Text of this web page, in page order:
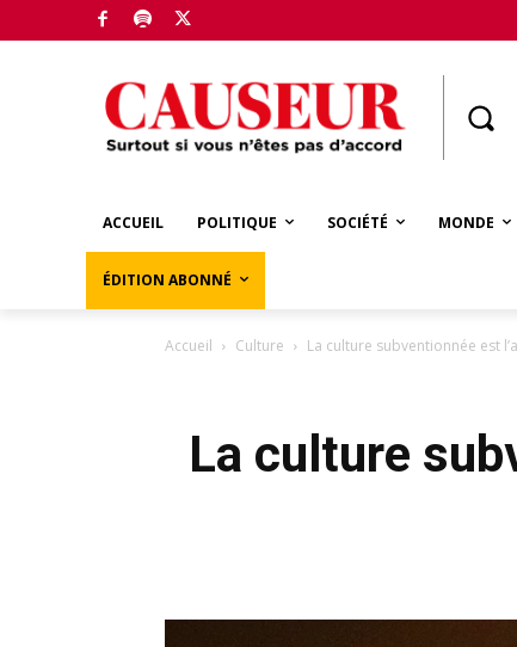
ACCUEIL POLITIQUE SOCIÉTÉ MONDE
ÉDITION ABONNÉ
Accueil Culture La culture subventionnée est
La culture